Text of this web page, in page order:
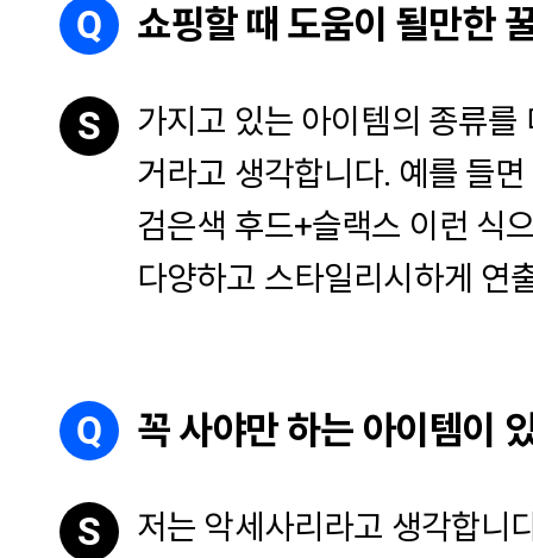
Q 쇼핑할 때 도움이 될만한
S
가지고 있는 아이템의 종류를
거라고 생각합니다. 예를 들
검은색 후드+슬랙스 이런 식
다양하고 스타일리시하게 연
Q 꼭 사야만 하는 아이템이
S
저는 악세사리라고 생각합니